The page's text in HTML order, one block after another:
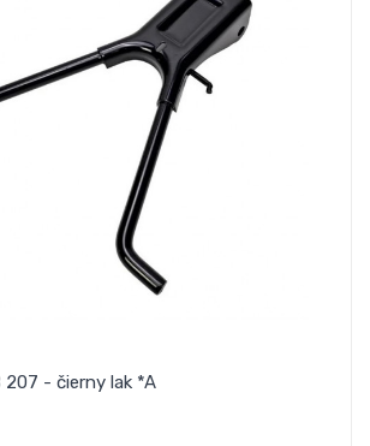
- čierny lak *A